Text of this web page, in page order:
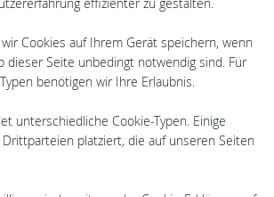
effizienter zu gestalten.
Cookies auf Ihrem Gerät speichern, wenn
dieser Seite unbedingt notwendig sind. Für
benötigen wir Ihre Erlaubnis.
unterschiedliche Cookie-Typen. Einige
platziert, die auf unseren Seiten